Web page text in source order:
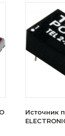
Источник